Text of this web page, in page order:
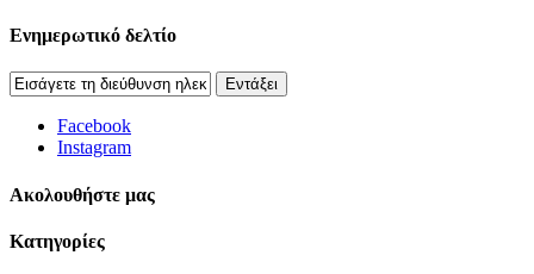
Ενημερωτικό δελτίο
Εντάξει
Facebook
Instagram
Aκολουθήστε μας
Κατηγορίες